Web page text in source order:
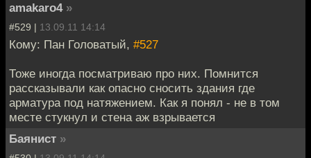
amakaro4 »
#529 | 13.09.11 14:14
Кому: Пан Головатый, #527
Тоже иногда посматриваю про них. Помнится
рассказывали как опасно сносить здания где
арматура под натяжением. Как я понял - не в том
месте стукнул и стена аж взрывается
Баянист »